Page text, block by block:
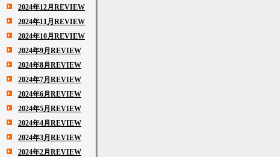
2024年12月REVIEW
2024年11月REVIEW
2024年10月REVIEW
2024年9月REVIEW
2024年8月REVIEW
2024年7月REVIEW
2024年6月REVIEW
2024年5月REVIEW
2024年4月REVIEW
2024年3月REVIEW
2024年2月REVIEW